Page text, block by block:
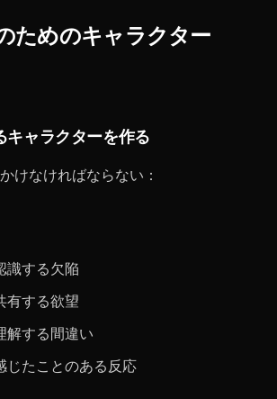
ためのキャラクター
キャラクターを作る
けなければならない：
識する欠陥
有する欲望
解する間違い
じたことのある反応